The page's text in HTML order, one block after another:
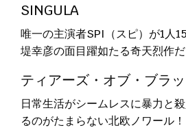
SINGULA
唯一の主演者SPI（スピ）が1人
堤幸彦の面目躍如たる奇天烈作だ
ティアーズ・オブ・ブラ
日常生活がシームレスに暴力と
るのがたまらない北欧ノワール！